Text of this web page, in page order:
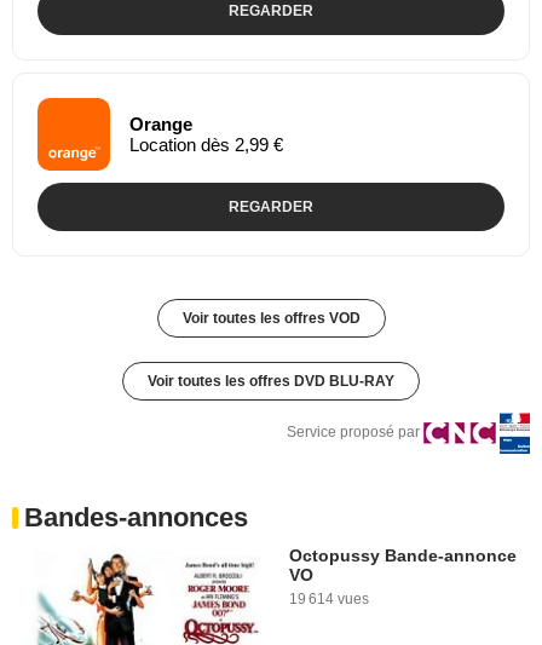
REGARDER
Orange
Location dès 2,99 €
REGARDER
Voir toutes les offres VOD
Voir toutes les offres DVD BLU-RAY
Service proposé par
Bandes-annonces
Octopussy Bande-annonce
VO
19 614 vues